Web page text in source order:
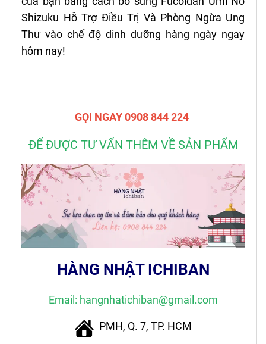
Shizuku Hỗ Trợ Điều Trị Và Phòng Ngừa Ung
Thư vào chế độ dinh dưỡng hàng ngày ngay
hôm nay!
GỌI NGAY 0908 844 224
ĐỂ ĐƯỢC TƯ VẤN THÊM VỀ SẢN PHẨM
HÀNG NHẬT ICHIBAN
Email: hangnhatichiban@gmail.com
PMH, Q. 7, TP. HCM